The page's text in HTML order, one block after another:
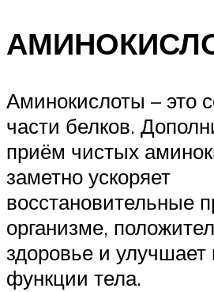
Аминокислоты – это
части белков.
приём чистых
заметно ускоряет
восстановительные
организме,
здоровье и улучшает
функции тела.